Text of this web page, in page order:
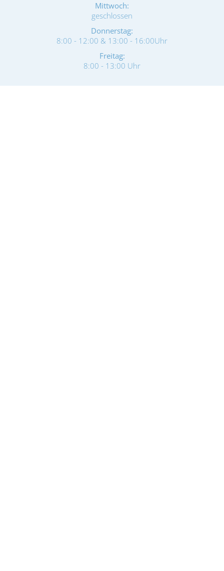
Mittwoch:
geschlossen
Donnerstag:
8:00 - 12:00 & 13:00 - 16:00Uhr
Freitag:
8:00 - 13:00 Uhr